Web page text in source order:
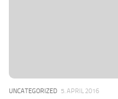
UNCATEGORIZED 5. APRIL 2016